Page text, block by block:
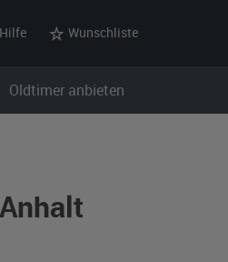
Hilfe Wunschliste
Oldtimer anbieten